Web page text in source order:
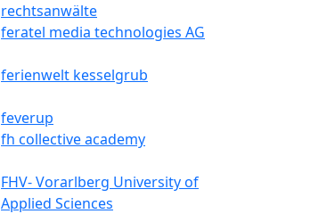
rechtsanwälte
feratel media technologies AG
ferienwelt kesselgrub
feverup
fh collective academy
FHV- Vorarlberg University of
Applied Sciences